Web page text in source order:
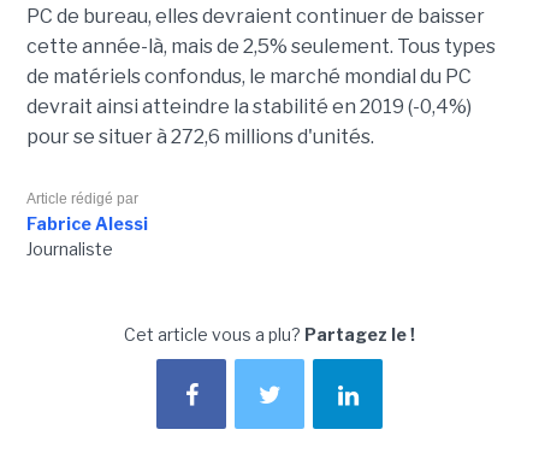
PC de bureau, elles devraient continuer de baisser
cette année-là, mais de 2,5% seulement. Tous types
de matériels confondus, le marché mondial du PC
devrait ainsi atteindre la stabilité en 2019 (-0,4%)
pour se situer à 272,6 millions d'unités.
Article rédigé par
Fabrice Alessi
Journaliste
Cet article vous a plu? Partagez le !